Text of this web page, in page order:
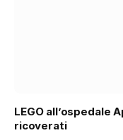
LEGO all’ospedale
ricoverati